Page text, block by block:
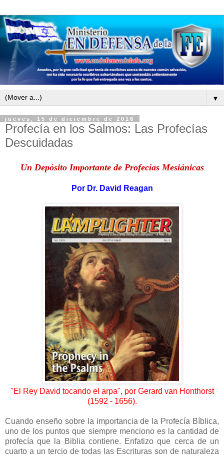
▼
jueves, 15 de diciembre de 2016
Profecía en los Salmos: Las Profecías
Descuidadas
Un Depósito Importante de Profecías Mesiánicas
Por Dr. David Reagan
"El Rey David tocando el arpa", por Gerard van Honthorst
(1592 - 1656).
Cuando enseño sobre la importancia de la Profecía Bíblica,
uno de los puntos que siempre menciono es la cantidad de
profecía que la Biblia contiene. Enfatizo que cerca de un
cuarto a un tercio de todas las Escrituras son de naturaleza